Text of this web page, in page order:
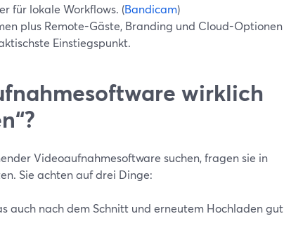
für lokale Workflows. (Bandicam)
plus Remote-Gäste, Branding und Cloud-Optionen
Einstiegspunkt.
wirklich
Videoaufnahmesoftware suchen, fragen sie in
Sie achten auf drei Dinge:
auch nach dem Schnitt und erneutem Hochladen gut